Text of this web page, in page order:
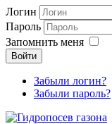
Логин
Пароль
Запомнить меня
Войти
Забыли логин?
Забыли пароль?